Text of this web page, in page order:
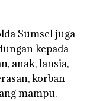
Sumsel juga
kepada
anak, lansia,
korban
mampu.